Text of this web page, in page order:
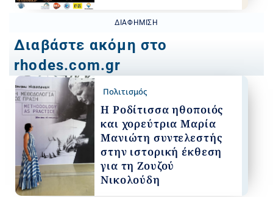
ΔΙΑΦΉΜΙΣΗ
Διαβάστε ακόμη στο
rhodes.com.gr
Πολιτισμός
Η Ροδίτισσα ηθοποιός
και χορεύτρια Μαρία
Μανιώτη συντελεστής
στην ιστορική έκθεση
για τη Ζουζού
Νικολούδη